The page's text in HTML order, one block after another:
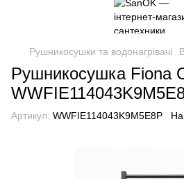
Рушникосушки та водонагрівачі
Рушникосушка Fiona
Артикул: WWFIE114043K9M5E8P